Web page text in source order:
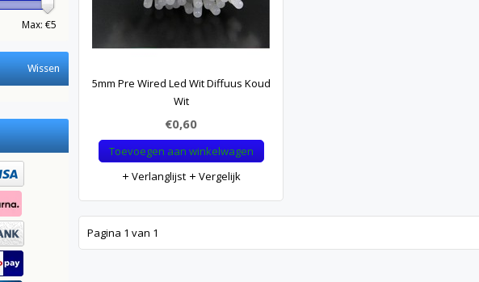
5mm Pre Wired Led Wit Diffuus Koud
Wit
€0,60
Toevoegen aan winkelwagen
Verlanglijst
Vergelijk
Pagina 1 van 1
Max: €5
Wissen